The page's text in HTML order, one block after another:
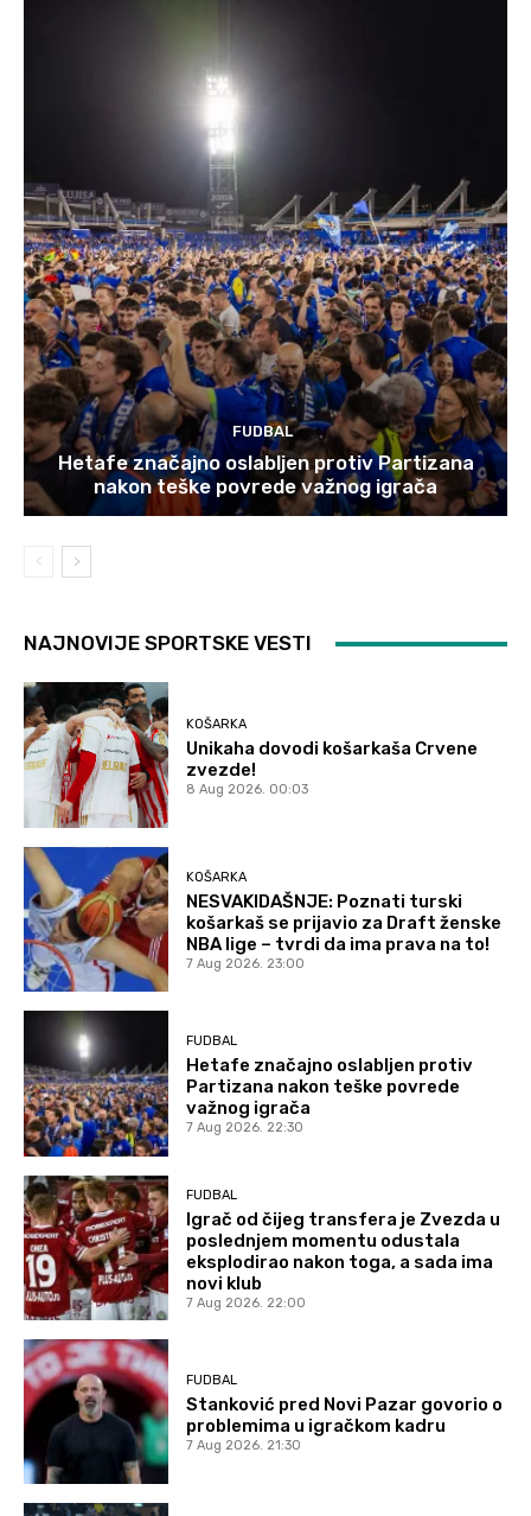
FUDBAL
Hetafe značajno oslabljen protiv Partizana
nakon teške povrede važnog igrača
NAJNOVIJE SPORTSKE VESTI
KOŠARKA
Unikaha dovodi košarkaša Crvene
zvezde!
8 Aug 2026. 00:03
KOŠARKA
NESVAKIDAŠNJE: Poznati turski
košarkaš se prijavio za Draft ženske
NBA lige – tvrdi da ima prava na to!
7 Aug 2026. 23:00
FUDBAL
Hetafe značajno oslabljen protiv
Partizana nakon teške povrede
važnog igrača
7 Aug 2026. 22:30
FUDBAL
Igrač od čijeg transfera je Zvezda u
poslednjem momentu odustala
eksplodirao nakon toga, a sada ima
novi klub
7 Aug 2026. 22:00
FUDBAL
Stanković pred Novi Pazar govorio o
problemima u igračkom kadru
7 Aug 2026. 21:30